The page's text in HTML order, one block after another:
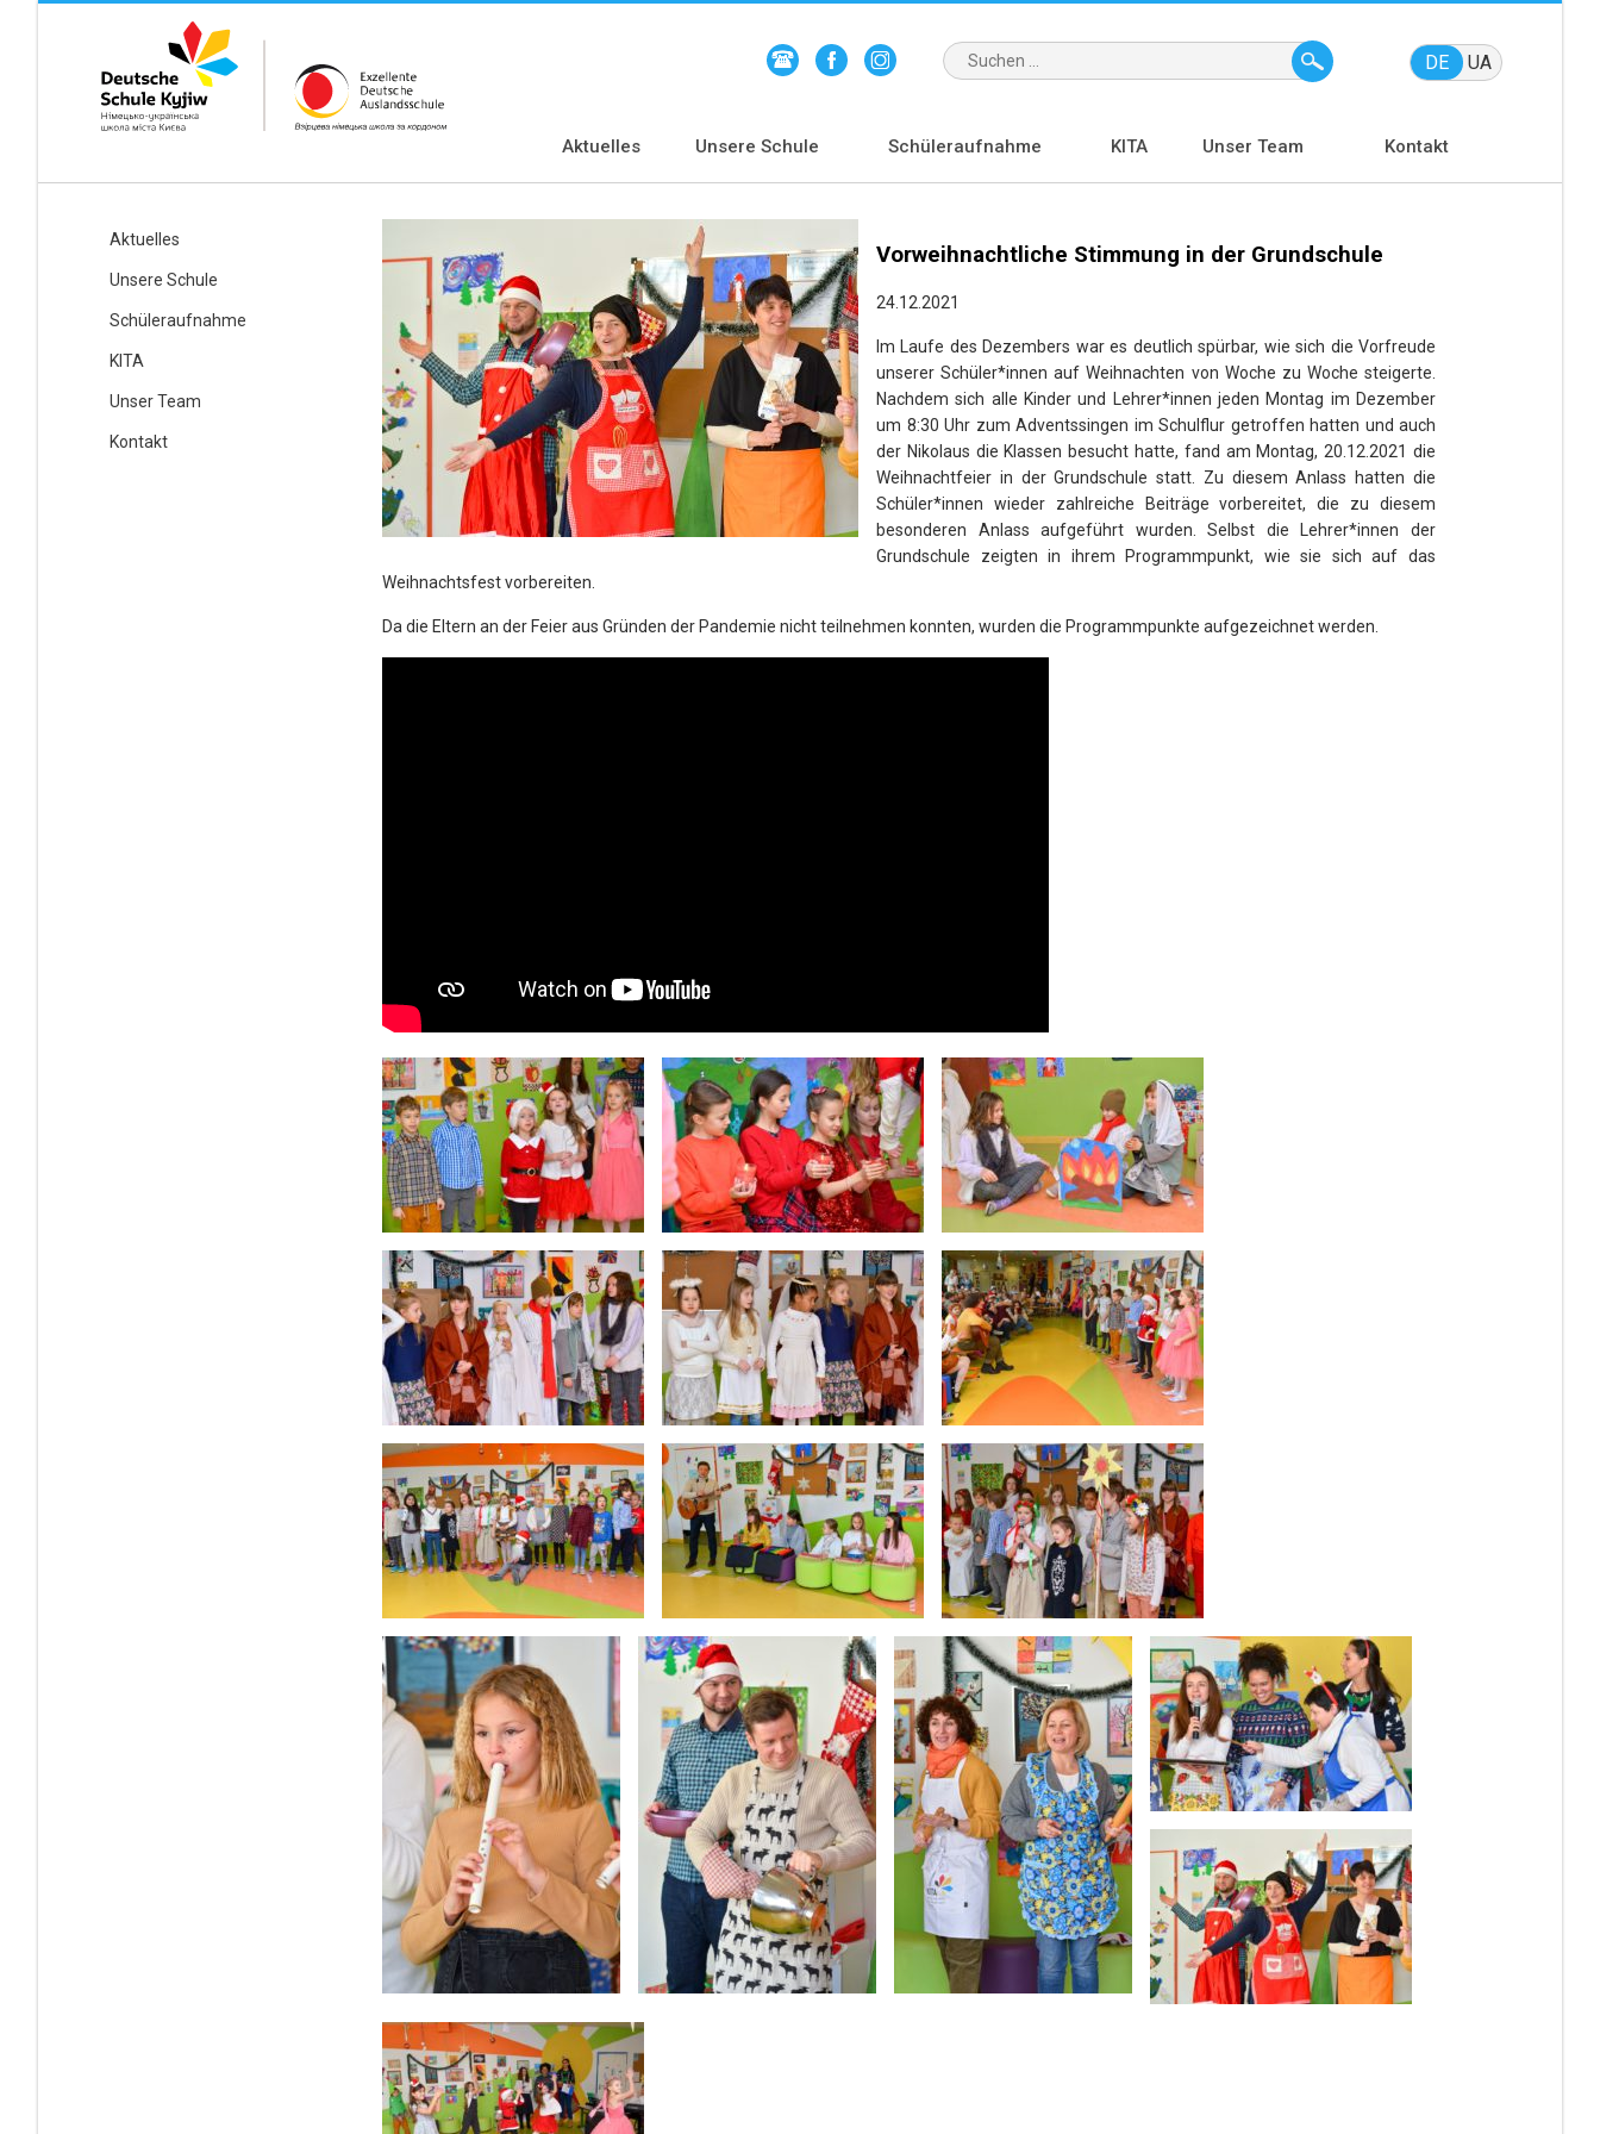
DE UA
Aktuelles Unsere Schule Schüleraufnahme KITA Unser Team Kontakt
Aktuelles
Unsere Schule
Schüleraufnahme
KITA
Unser Team
Kontakt
Vorweihnachtliche Stimmung in der Grundschule
24.12.2021
Im Laufe des Dezembers war es deutlich spürbar, wie sich die Vorfreude
unserer Schüler*innen auf Weihnachten von Woche zu Woche steigerte.
Nachdem sich alle Kinder und Lehrer*innen jeden Montag im Dezember
um 8:30 Uhr zum Adventssingen im Schulflur getroffen hatten und auch
der Nikolaus die Klassen besucht hatte, fand am Montag, 20.12.2021 die
Weihnachtfeier in der Grundschule statt. Zu diesem Anlass hatten die
Schüler*innen wieder zahlreiche Beiträge vorbereitet, die zu diesem
besonderen Anlass aufgeführt wurden. Selbst die Lehrer*innen der
Grundschule zeigten in ihrem Programmpunkt, wie sie sich auf das
Weihnachtsfest vorbereiten.
Da die Eltern an der Feier aus Gründen der Pandemie nicht teilnehmen konnten, wurden die Programmpunkte aufgezeichnet werden.